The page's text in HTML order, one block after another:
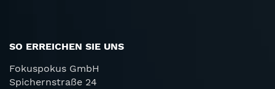
SO ERREICHEN SIE UNS
Fokuspokus GmbH
Spichernstraße 24